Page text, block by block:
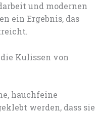
und modernen
ein Ergebnis, das
Kulissen von
hauchfeine
werden, dass sie